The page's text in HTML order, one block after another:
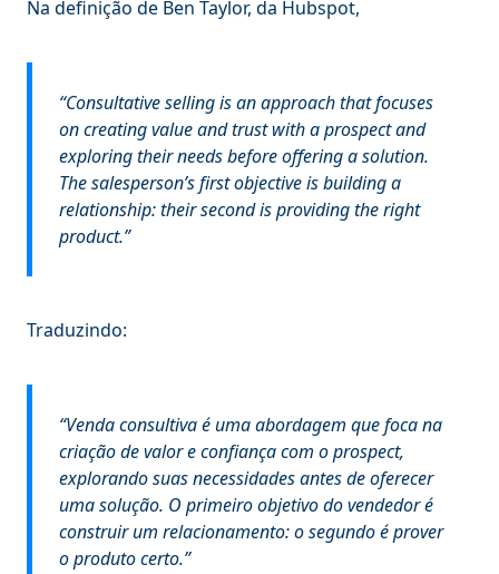
Na definição de Ben Taylor, da Hubspot,
“Consultative selling is an approach that focuses
on creating value and trust with a prospect and
exploring their needs before offering a solution.
The salesperson’s first objective is building a
relationship: their second is providing the right
product.”
Traduzindo:
“Venda consultiva é uma abordagem que foca na
criação de valor e confiança com o prospect,
explorando suas necessidades antes de oferecer
uma solução. O primeiro objetivo do vendedor é
construir um relacionamento: o segundo é prover
o produto certo.”